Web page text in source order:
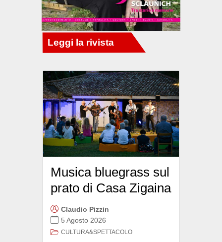
Musica bluegrass sul
prato di Casa Zigaina
Claudio Pizzin
5 Agosto 2026
CULTURA&SPETTACOLO